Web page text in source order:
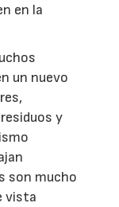
en la
un nuevo
y
son mucho
vista